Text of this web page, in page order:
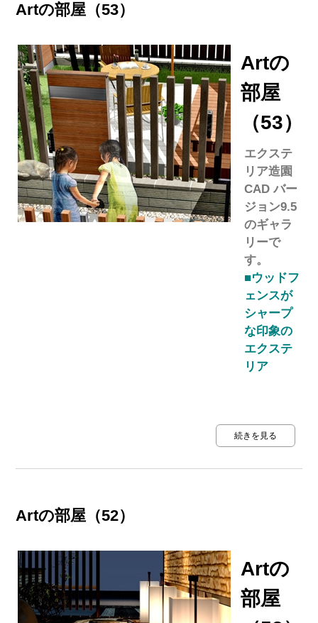
Artの部屋（53）
Artの
部屋
（53）
エクステ
リア造園
CAD バー
ジョン9.5
のギャラ
リーで
す。
■ウッドフ
ェンスが
シャープ
な印象の
エクステ
リア
続きを見る
Artの部屋（52）
Artの
部屋